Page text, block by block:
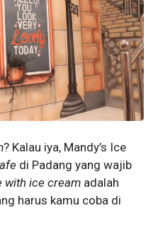
? Kalau iya, Mandy’s Ice
di Padang yang wajib
with ice cream adalah
harus kamu coba di